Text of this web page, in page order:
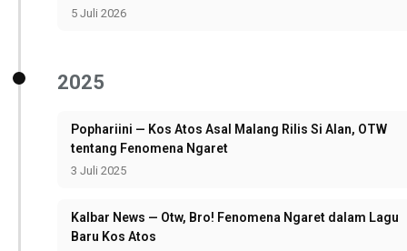
5 Juli 2026
2025
Pophariini — Kos Atos Asal Malang Rilis Si Alan, OTW
tentang Fenomena Ngaret
3 Juli 2025
Kalbar News — Otw, Bro! Fenomena Ngaret dalam Lagu
Baru Kos Atos